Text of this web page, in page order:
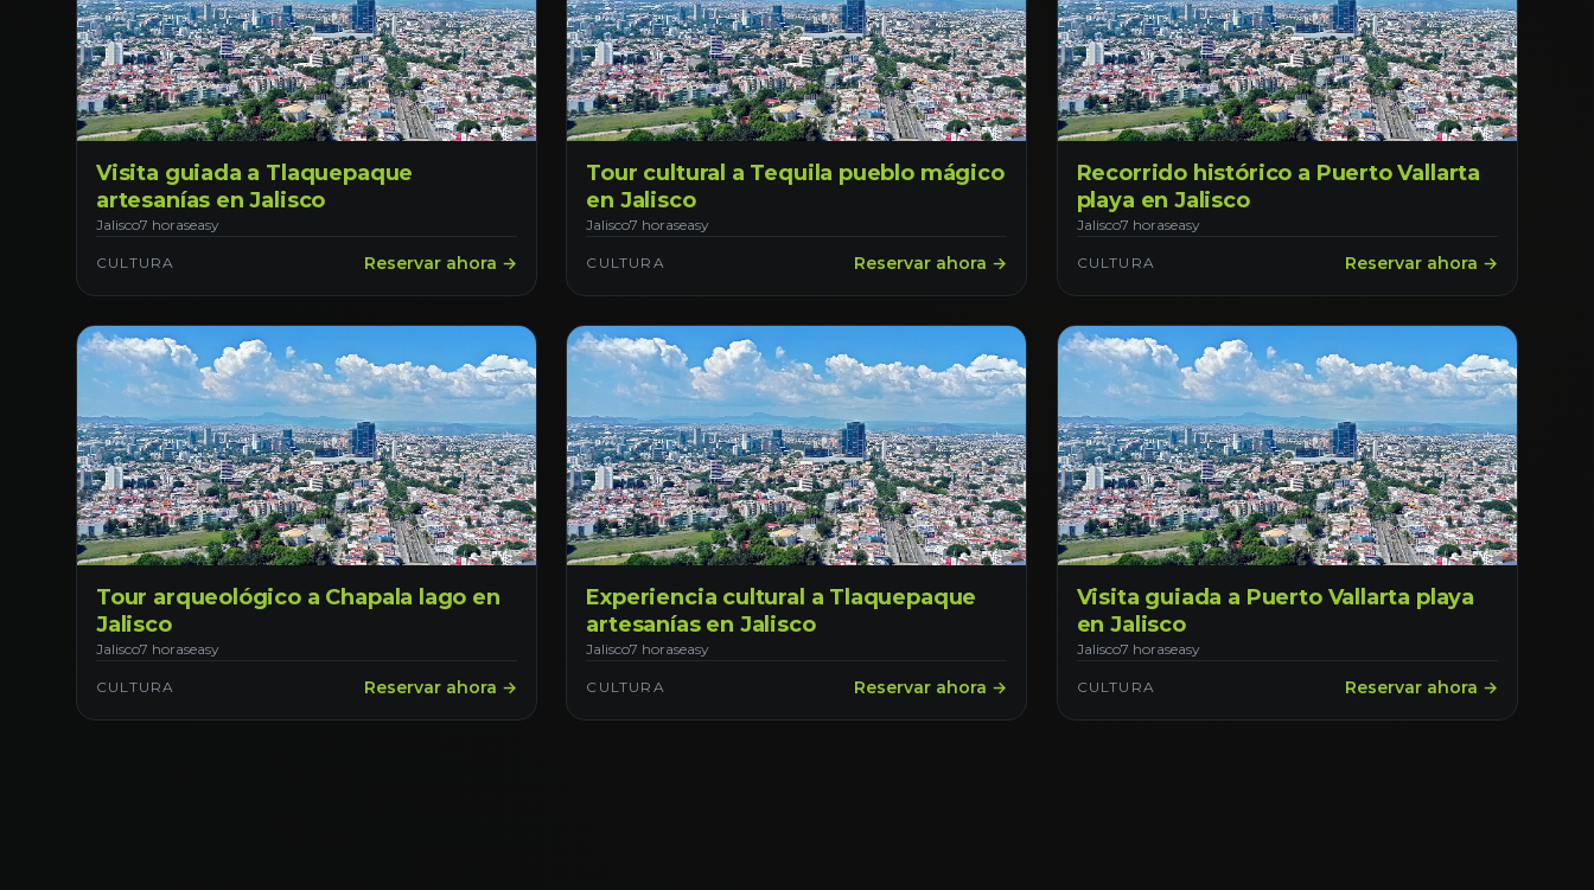
Visita guiada a Tlaquepaque
artesanías en Jalisco
Jalisco7 horaseasy
CULTURA Reservar ahora →
Tour cultural a Tequila pueblo mágico
en Jalisco
Jalisco7 horaseasy
CULTURA Reservar ahora →
Recorrido histórico a Puerto Vallarta
playa en Jalisco
Jalisco7 horaseasy
CULTURA Reservar ahora →
Tour arqueológico a Chapala lago en
Jalisco
Jalisco7 horaseasy
CULTURA Reservar ahora →
Experiencia cultural a Tlaquepaque
artesanías en Jalisco
Jalisco7 horaseasy
CULTURA Reservar ahora →
Visita guiada a Puerto Vallarta playa
en Jalisco
Jalisco7 horaseasy
CULTURA Reservar ahora →